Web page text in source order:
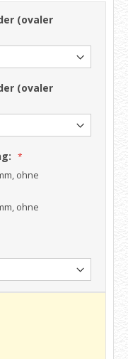
(ovaler
(ovaler
ohne
ohne